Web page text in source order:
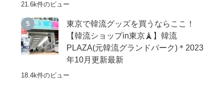
21.6k件のビュー
東京で韓流グッズを買うならここ！
【韓流ショップin東京🗼】韓流
PLAZA(元韓流グランドパーク)＊2023
年10月更新最新
18.4k件のビュー